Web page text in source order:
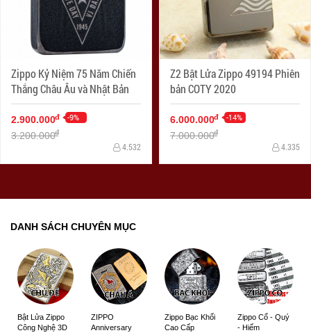
Zippo Kỷ Niệm 75 Năm Chiến
Thắng Châu Âu và Nhật Bản
2.900.000đ -9%
3.200.000đ
4.532
Z2 Bật Lửa Zippo 49194 Phiên
bản COTY 2020
6.000.000đ -14%
7.000.000đ
4.335
DANH SÁCH CHUYÊN MỤC
Bật Lửa Zippo
Công Nghệ 3D
ZIPPO
Anniversary
Zippo Bạc Khối
Cao Cấp
Zippo Cổ - Quý
- Hiếm